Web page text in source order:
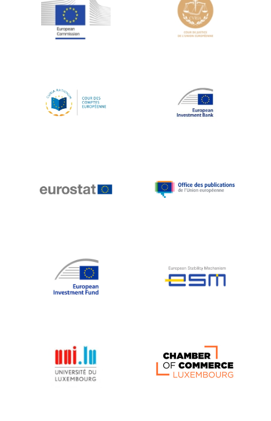
Jean-Louis Schiltz
Jean-Victor Louis
Johnny Åkerholm
Katharien L.C. Hunt
Klaus-Heiner Lehne
Koen LENAERTS
Lars Heikensten
Lucas Papademos
Máire Geoghegan-Quinn